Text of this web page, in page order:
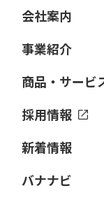
会社案内
事業紹介
商品・サービ
採用情報
新着情報
バナナビ